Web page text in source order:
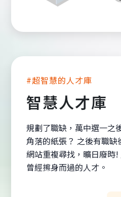
#超智慧的人才庫
智慧人才庫
規劃了職缺，萬中選一之
角落的紙張？ 之後有職
網站重複尋找，曠日廢時
曾經擦身而過的人才。